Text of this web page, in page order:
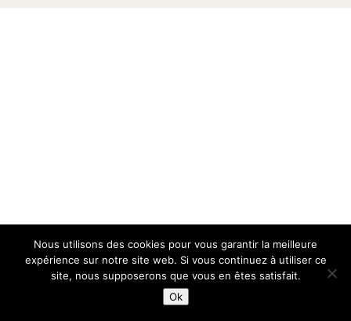
Nous utilisons des cookies pour vous garantir la meilleure
expérience sur notre site web. Si vous continuez à utiliser ce
site, nous supposerons que vous en êtes satisfait.
Ok